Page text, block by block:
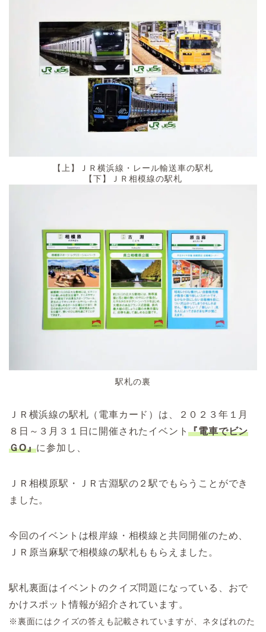
【上】ＪＲ横浜線・レール輸送車の駅札
【下】ＪＲ相模線の駅札
駅札の裏
ＪＲ横浜線の駅札（電車カード）は、２０２３年１月
８日～３月３１日に開催されたイベント『電車でビン
ＧO』に参加し、
ＪＲ相模原駅・ＪＲ古淵駅の２駅でもらうことができ
ました。
今回のイベントは根岸線・相模線と共同開催のため、
ＪＲ原当麻駅で相模線の駅札ももらえました。
駅札裏面はイベントのクイズ問題になっている、おで
かけスポット情報が紹介されています。
※裏面にはクイズの答えも記載されていますが、ネタばれのた